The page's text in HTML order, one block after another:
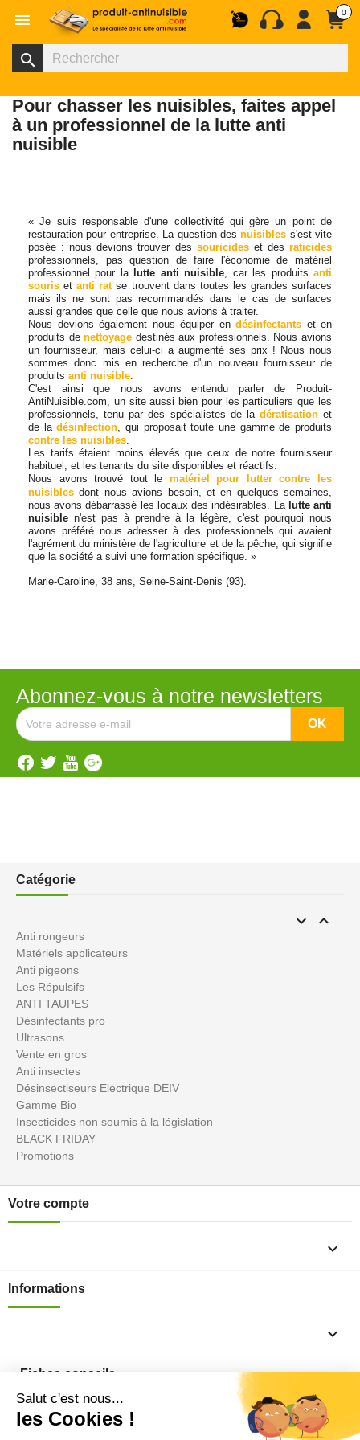
 0
search
Pour chasser les nuisibles, faites appel
à un professionnel de la lutte anti
nuisible
« Je suis responsable d'une collectivité qui gère un point de
restauration pour entreprise. La question desnuisibles s'est vite
posée : nous devions trouver des souricideset desraticides
professionnels, pas question de faire l'économie de matériel
professionnel pour la lutte anti nuisible, car les produitsanti
sourisetanti ratse trouvent dans toutes les grandes surfaces
mais ils ne sont pas recommandés dans le cas de surfaces
aussi grandes que celle que nous avions à traiter.
Nous devions également nous équiper en désinfectants et en
produits denettoyage destinés aux professionnels. Nous avions
un fournisseur, mais celui-ci a augmenté ses prix ! Nous nous
sommes donc mis en recherche d'un nouveau fournisseur de
produits anti nuisible.
C'est ainsi que nous avons entendu parler de Produit-
AntiNuisible.com, un site aussi bien pour les particuliers que les
professionnels, tenu par des spécialistes de la dératisationet
de ladésinfection, qui proposait toute une gamme de produits
contre les nuisibles.
Les tarifs étaient moins élevés que ceux de notre fournisseur
habituel, et les tenants du site disponibles et réactifs.
Nous avons trouvé tout le matériel pour lutter contre les
nuisibles dont nous avions besoin, et en quelques semaines,
nous avons débarrassé les locaux des indésirables. La lutte anti
nuisible n'est pas à prendre à la légère, c'est pourquoi nous
avons préféré nous adresser à des professionnels qui avaient
l'agrément du ministère de l'agriculture et de la pêche, qui signifie
que la société a suivi une formation spécifique. »
Marie-Caroline, 38 ans, Seine-Saint-Denis (93).
Abonnez-vous à notre newsletters
Catégorie
 
Anti rongeurs
Matériels applicateurs
Anti pigeons
Les Répulsifs
ANTI TAUPES
Désinfectants pro
Ultrasons
Vente en gros
Anti insectes
Désinsectiseurs Electrique DEIV
Gamme Bio
Insecticides non soumis à la législation
BLACK FRIDAY
Promotions
Votre compte

Informations

Fiches conseils
